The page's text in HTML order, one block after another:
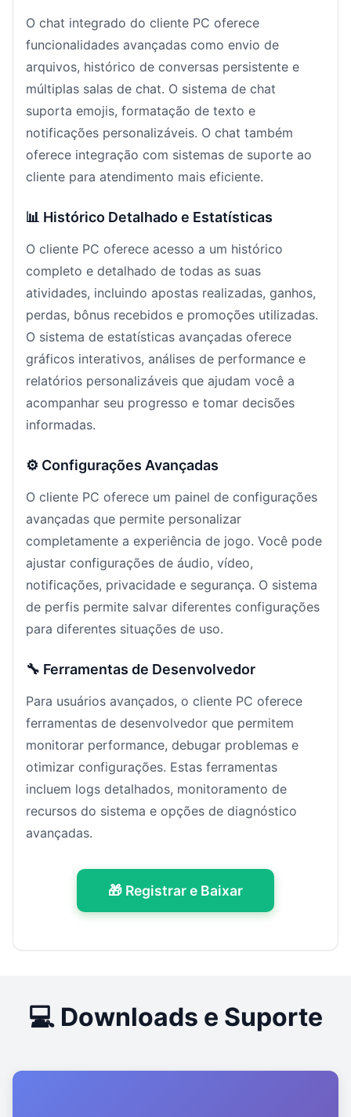
O chat integrado do cliente PC oferece
funcionalidades avançadas como envio de
arquivos, histórico de conversas persistente e
múltiplas salas de chat. O sistema de chat
suporta emojis, formatação de texto e
notificações personalizáveis. O chat também
oferece integração com sistemas de suporte ao
cliente para atendimento mais eficiente.
📊 Histórico Detalhado e Estatísticas
O cliente PC oferece acesso a um histórico
completo e detalhado de todas as suas
atividades, incluindo apostas realizadas, ganhos,
perdas, bônus recebidos e promoções utilizadas.
O sistema de estatísticas avançadas oferece
gráficos interativos, análises de performance e
relatórios personalizáveis que ajudam você a
acompanhar seu progresso e tomar decisões
informadas.
⚙️ Configurações Avançadas
O cliente PC oferece um painel de configurações
avançadas que permite personalizar
completamente a experiência de jogo. Você pode
ajustar configurações de áudio, vídeo,
notificações, privacidade e segurança. O sistema
de perfis permite salvar diferentes configurações
para diferentes situações de uso.
🔧 Ferramentas de Desenvolvedor
Para usuários avançados, o cliente PC oferece
ferramentas de desenvolvedor que permitem
monitorar performance, debugar problemas e
otimizar configurações. Estas ferramentas
incluem logs detalhados, monitoramento de
recursos do sistema e opções de diagnóstico
avançadas.
🎁 Registrar e Baixar
💻 Downloads e Suporte